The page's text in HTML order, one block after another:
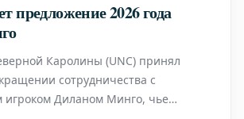
предложение 2026 года
Каролины (UNC) принял
сотрудничества с
игроком Диланом Минго, чье